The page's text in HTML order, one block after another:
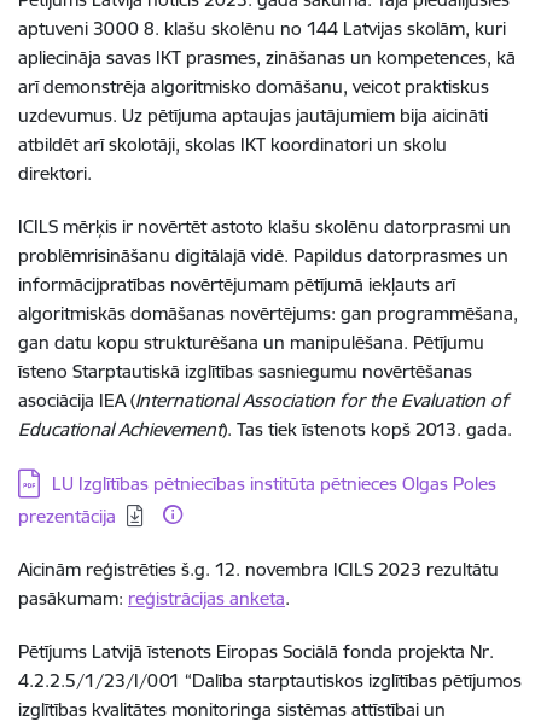
aptuveni 3000 8. klašu skolēnu no 144 Latvijas skolām, kuri
apliecināja savas IKT prasmes, zināšanas un kompetences, kā
arī demonstrēja algoritmisko domāšanu, veicot praktiskus
uzdevumus. Uz pētījuma aptaujas jautājumiem bija aicināti
atbildēt arī skolotāji, skolas IKT koordinatori un skolu
direktori.
ICILS mērķis ir novērtēt astoto klašu skolēnu datorprasmi un
problēmrisināšanu digitālajā vidē. Papildus datorprasmes un
informācijpratības novērtējumam pētījumā iekļauts arī
algoritmiskās domāšanas novērtējums: gan programmēšana,
gan datu kopu strukturēšana un manipulēšana. Pētījumu
īsteno Starptautiskā izglītības sasniegumu novērtēšanas
asociācija IEA (International Association for the Evaluation of
Educational Achievement). Tas tiek īstenots kopš 2013. gada.
Lejupielādēt:
LU Izglītības pētniecības institūta pētnieces Olgas Poles
prezentācija
Aicinām reģistrēties š.g. 12. novembra ICILS 2023 rezultātu
pasākumam: reģistrācijas anketa.
Pētījums Latvijā īstenots Eiropas Sociālā fonda projekta Nr.
4.2.2.5/1/23/I/001 “Dalība starptautiskos izglītības pētījumos
izglītības kvalitātes monitoringa sistēmas attīstībai un